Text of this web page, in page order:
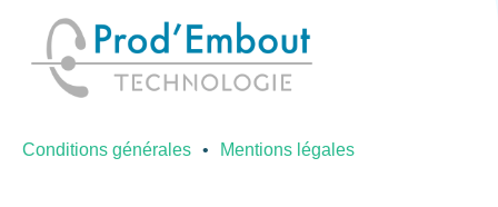
Conditions générales Mentions légales